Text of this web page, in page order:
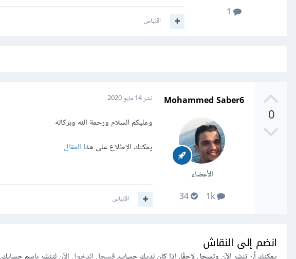
اقتباس
0
Mohammed Saber6
الأعضاء
1k
34
نشر14 مايو 2020
وعليكم السلام ورحمة الله وبركاته
يمكنك الإطلاع على هذا المقال
اقتباس
انضم إلى النقاش